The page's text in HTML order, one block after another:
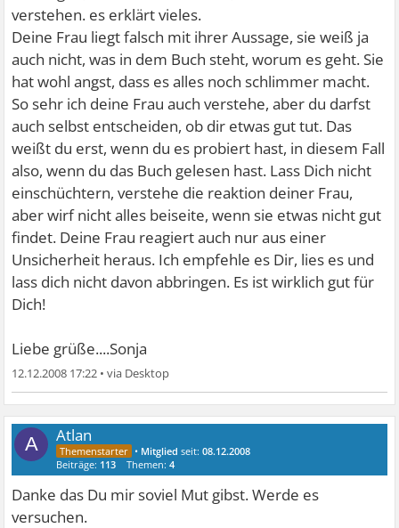
verstehen. es erklärt vieles.
Deine Frau liegt falsch mit ihrer Aussage, sie weiß ja
auch nicht, was in dem Buch steht, worum es geht. Sie
hat wohl angst, dass es alles noch schlimmer macht.
So sehr ich deine Frau auch verstehe, aber du darfst
auch selbst entscheiden, ob dir etwas gut tut. Das
weißt du erst, wenn du es probiert hast, in diesem Fall
also, wenn du das Buch gelesen hast. Lass Dich nicht
einschüchtern, verstehe die reaktion deiner Frau,
aber wirf nicht alles beiseite, wenn sie etwas nicht gut
findet. Deine Frau reagiert auch nur aus einer
Unsicherheit heraus. Ich empfehle es Dir, lies es und
lass dich nicht davon abbringen. Es ist wirklich gut für
Dich!
Liebe grüße....Sonja
12.12.2008 17:22 •
A Atlan
• Mitglied seit:08.12.2008
Beiträge: 113 Themen:4
Danke das Du mir soviel Mut gibst. Werde es
versuchen.